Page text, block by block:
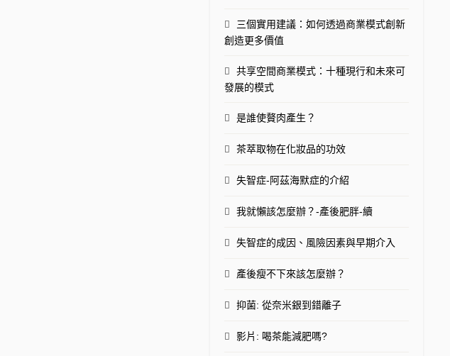
三個實用建議：如何透過商業模式創新
創造更多價值
共享空間商業模式：十種現行和未來可
發展的模式
是誰使贅肉產生？
茶萃取物在化妝品的功效
失智症-阿茲海默症的介紹
我就懶該怎麼辦？-產後肥胖-續
失智症的成因、風險因素與早期介入
產後瘦不下來該怎麼辦？
抑菌: 從奈米銀到錯離子
影片: 喝茶能減肥嗎?